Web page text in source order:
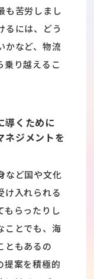
も苦労しまし
るには、どう
かなど、物流
乗り越えるこ
導くために
ネジメントを
など国や文化
け入れられる
もらったりし
ことでも、海
ともあるの
提案を積極的